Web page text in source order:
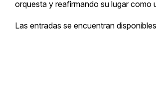
orquesta y reafirmando su lugar como
Las entradas se encuentran